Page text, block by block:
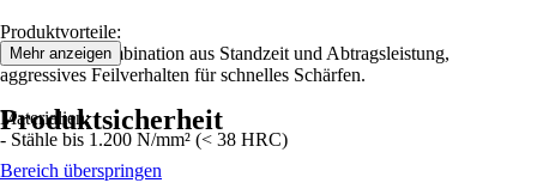
Produktvorteile:
- Optimale Kombination aus Standzeit und Abtragsleistung,
aggressives Feilverhalten für schnelles Schärfen.
Materialien:
- Stähle bis 1.200 N/mm² (< 38 HRC)
Mehr anzeigen
Produktsicherheit
Bereich überspringen